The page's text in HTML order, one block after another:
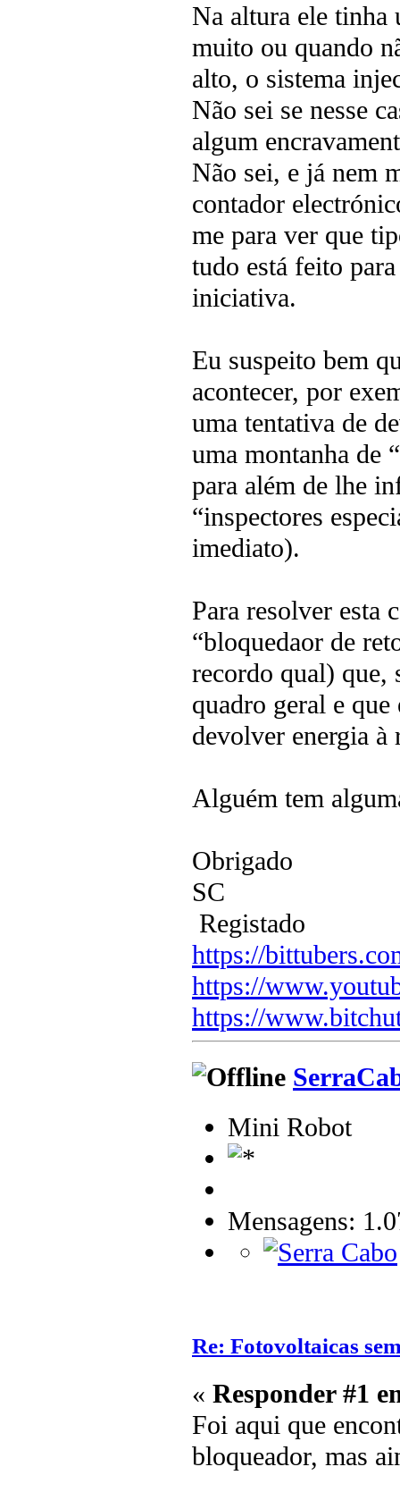
Na altura ele tinha
muito ou quando
alto, o sistema
Não sei se nesse
algum
Não sei, e já nem
contador
me para ver que
tudo está feito
iniciativa.
Eu suspeito bem
acontecer, por
uma tentativa de
uma montanha de
para além de lhe
“inspectores
imediato).
Para resolver esta
“bloquedaor de
recordo qual) que,
quadro geral e que
devolver energia à
Alguém tem
Obrigado
SC
Registado
https://
https://
https://
Mini Robot
Mensagens:
Re: Fotovoltaicas
« Responder #1
Foi aqui que
bloqueador, mas